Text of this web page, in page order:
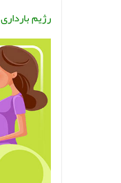
رژیم بارداری